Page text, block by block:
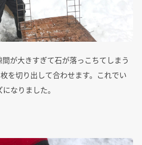
が大きすぎて石が落っこちてしまう
を切り出して合わせます。これでい
なりました。